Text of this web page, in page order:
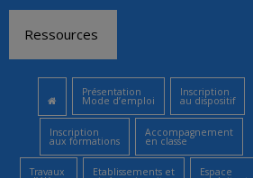
contenu
Ressources
Présentation
Mode d’emploi
Inscription
au dispositif
Inscription
aux formations
Accompagnement
en classe
Travaux Etablissements et Espace